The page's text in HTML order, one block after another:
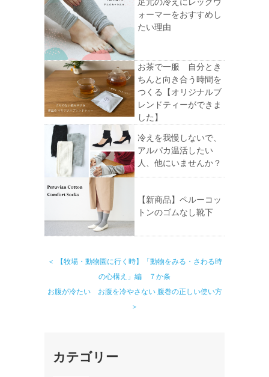
ォーマーをおすすめし
たい理由
お茶で一服 自分とき
ちんと向き合う時間を
つくる【オリジナルブ
レンドティーができま
した】
冷えを我慢しないで、
アルパカ温活したい
人、他にいませんか？
【新商品】ペルーコッ
トンのゴムなし靴下
＜ 【牧場・動物園に行く時】「動物をみる・さわる時
の心構え」編 ７か条
お腹が冷たい お腹を冷やさない 腹巻の正しい使い方
＞
カテゴリー